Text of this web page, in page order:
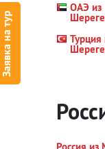
Заявка на тур
ОАЭ из
Турция